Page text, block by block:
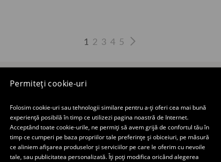
Permiteți cookie-uri
Folosim cookie-uri sau tehnologii similare pentru a-ți oferi cea mai bună
experiență posibilă în timp ce utilizezi pagina noastră de Internet.
Acceptând toate cookie-urile, ne permiți să avem grijă de confortul tău în
timp ce cumperi pe baza propriilor tale preferințe și obiceiuri, pe măsură
ce aliniem afișarea produselor și serviciilor pe care le oferim cu nevoile
tale, sau publicitatea personalizată. Îți poți modifica oricând alegerea
1 2 3 4 5
Magazin electronic
Newsletter
Abonați-mă la newsletter